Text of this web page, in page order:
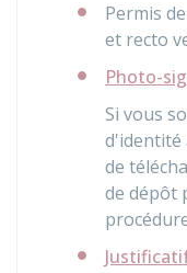
Permis
et recto
Photo-
Si vous
d'identité
de
de dépôt